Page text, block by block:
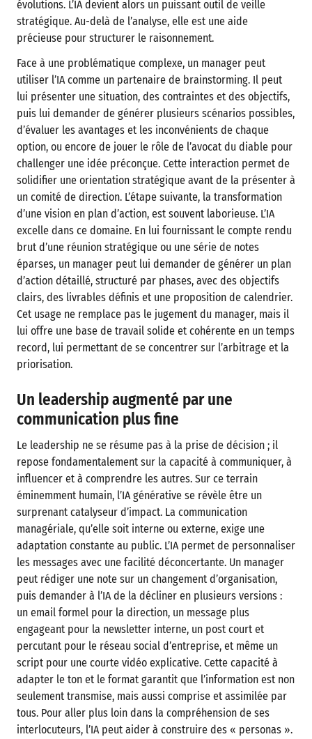
évolutions. L’IA devient alors un puissant outil de veille
stratégique. Au-delà de l’analyse, elle est une aide
précieuse pour structurer le raisonnement.
Face à une problématique complexe, un manager peut
utiliser l’IA comme un partenaire de brainstorming. Il peut
lui présenter une situation, des contraintes et des objectifs,
puis lui demander de générer plusieurs scénarios possibles,
d’évaluer les avantages et les inconvénients de chaque
option, ou encore de jouer le rôle de l’avocat du diable pour
challenger une idée préconçue. Cette interaction permet de
solidifier une orientation stratégique avant de la présenter à
un comité de direction. L’étape suivante, la transformation
d’une vision en plan d’action, est souvent laborieuse. L’IA
excelle dans ce domaine. En lui fournissant le compte rendu
brut d’une réunion stratégique ou une série de notes
éparses, un manager peut lui demander de générer un plan
d’action détaillé, structuré par phases, avec des objectifs
clairs, des livrables définis et une proposition de calendrier.
Cet usage ne remplace pas le jugement du manager, mais il
lui offre une base de travail solide et cohérente en un temps
record, lui permettant de se concentrer sur l’arbitrage et la
priorisation.
Un leadership augmenté par une
communication plus fine
Le leadership ne se résume pas à la prise de décision ; il
repose fondamentalement sur la capacité à communiquer, à
influencer et à comprendre les autres. Sur ce terrain
éminemment humain, l’IA générative se révèle être un
surprenant catalyseur d’impact. La communication
managériale, qu’elle soit interne ou externe, exige une
adaptation constante au public. L’IA permet de personnaliser
les messages avec une facilité déconcertante. Un manager
peut rédiger une note sur un changement d’organisation,
puis demander à l’IA de la décliner en plusieurs versions :
un email formel pour la direction, un message plus
engageant pour la newsletter interne, un post court et
percutant pour le réseau social d’entreprise, et même un
script pour une courte vidéo explicative. Cette capacité à
adapter le ton et le format garantit que l’information est non
seulement transmise, mais aussi comprise et assimilée par
tous. Pour aller plus loin dans la compréhension de ses
interlocuteurs, l’IA peut aider à construire des « personas ».